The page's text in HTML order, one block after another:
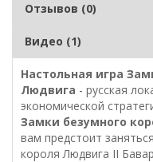
Отзывов (0)
Видео (1)
Настольная игра
Людвига - русская
экономической
Замки безумного
вам предстоит
короля Людвига ІІ